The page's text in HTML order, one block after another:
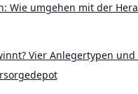
Wie umgehen mit der
Vier Anlegertypen und